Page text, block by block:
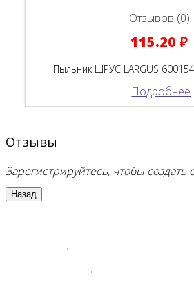
Отзывов (0)
115.20 ₽
Пыльник ШРУС LARGUS
Подробнее
Отзывы
Зарегистрируйтесь, чтобы создать